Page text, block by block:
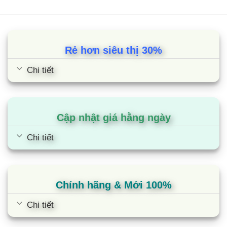
Thực phẩm nấu bằng lò vi sóng Electrolux
EMG23D22B không chỉ nóng hổi mà còn giòn
ngon. Chương trình Combi Grill/Nướng kết hợp
cài đặt sẵn sẽ tự động phân chia thời gian giữa
hảo trong lò vi sóng mà không ảnh hưởng đến
hương vị hoặc kết cấu.
Chức năng nướng sẽ nâng cấp trải nghiệm sử
hâm nóng thức ăn, rã đông hay nấu thực phẩm
thông thường nữa. Giờ đây bạn có thể áp chảo
thịt, nướng rau củ, cùng nhiều món nướng cơ bản
thơm ngon không kém gì lò nướng chuyên dụng
Rẻ hơn siêu thị 30%
Chi tiết
Cập nhật giá hằng ngày
Chi tiết
Chính hãng & Mới 100%
Chi tiết